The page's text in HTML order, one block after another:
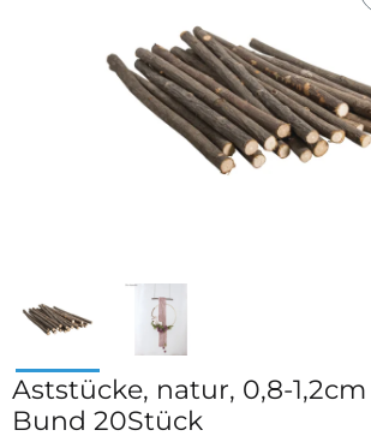
Aststücke, natur, 0,8-
Bund 20Stück